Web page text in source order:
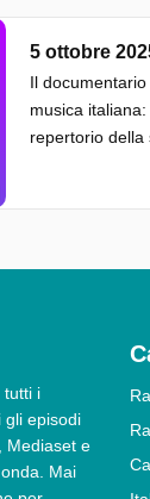
5 ottobre
Il
musica
repertorio della
tutti i
gli episodi
Mediaset e
Mai